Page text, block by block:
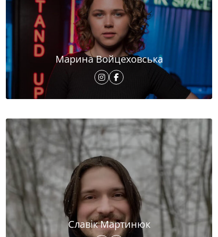
Марина Войцеховська
Славік Мартинюк